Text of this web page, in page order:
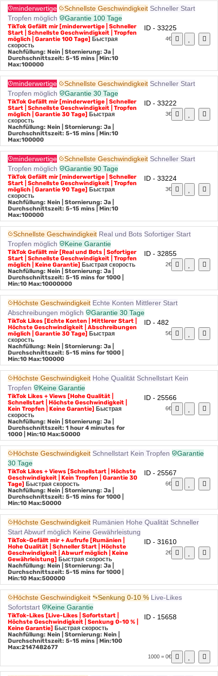
minderwertige Schnellste Geschwindigkeit
Tropfen möglich
Garantie 100 Tage
TikTok Gefällt mir [minderwertige | Schneller
Start | Schnellste Geschwindigkeit | Tropfen
möglich | Garantie 100 Tage]
скорость
Nachfüllung: Nein | Stornierung: Ja |
Durchschnittszeit: 5-15 mins
Max:100000
ID - 33225
minderwertige Schnellste Geschwindigkeit
Tropfen möglich
Garantie 30 Tage
TikTok Gefällt mir [minderwertige | Schneller
Start | Schnellste Geschwindigkeit | Tropfen
möglich | Garantie 30 Tage]
скорость
Nachfüllung: Nein | Stornierung: Ja |
Durchschnittszeit: 5-15 mins
Max:100000
ID - 33222
minderwertige Schnellste Geschwindigkeit
Tropfen möglich
Garantie 90 Tage
TikTok Gefällt mir [minderwertige | Schneller
Start | Schnellste Geschwindigkeit | Tropfen
möglich | Garantie 90 Tage]
скорость
Nachfüllung: Nein | Stornierung: Ja |
Durchschnittszeit: 5-15 mins
Max:100000
ID - 33224
Schnellste Geschwindigkeit Real und Bots
Tropfen möglich
Keine Garantie
TikTok Gefällt mir [Real und Bots | Sofortiger
Start | Schnellste Geschwindigkeit | Tropfen
möglich | Keine Garantie] Быстрая скорость
Nachfüllung: Nein | Stornierung: Ja |
Durchschnittszeit: 5-15 mins for 1000
Min:10 Max:10000000
ID - 32855
Höchste Geschwindigkeit Echte Konten Mittlerer Start
Abschreibungen möglich
Garantie 30 Tage
TikTok Likes [Echte Konten | Mittlerer Start |
Höchste Geschwindigkeit | Abschreibungen
möglich | Garantie 30 Tage]
скорость
Nachfüllung: Nein | Stornierung: Ja |
Durchschnittszeit: 5-15 mins for 1000
Min:10 Max:100000
Höchste Geschwindigkeit
Tropfen
Keine Garantie
TikTok Likes + Views [Hohe Qualität |
Schnellstart | Höchste Geschwindigkeit |
Kein Tropfen | Keine Garantie]
скорость
Nachfüllung: Nein | Stornierung: Ja |
Durchschnittszeit: 1 hour 4 minutes for
1000 | Min:10 Max:50000
ID - 25566
Höchste Geschwindigkeit
30 Tage
TikTok Likes + Views [Schnellstart | Höchste
Geschwindigkeit | Kein Tropfen | Garantie 30
Tage] Быстрая скорость
Nachfüllung: Nein | Stornierung: Ja |
Durchschnittszeit: 5-15 mins for 1000
Min:10 Max:50000
ID - 25567
Höchste Geschwindigkeit Rumänien Hohe Qualität
StartAbwurf möglich Keine Gewährleistung
TikTok-Gefällt mir + Aufrufe [Rumänien |
Hohe Qualität | Schneller Start | Höchste
Geschwindigkeit | Abwurf möglich | Keine
Gewährleistung] Быстрая скорость
Nachfüllung: Nein | Stornierung: Ja |
Durchschnittszeit: 5-15 mins for 1000
Min:10 Max:500000
ID - 31610
Höchste Geschwindigkeit
Sofortstart
Keine Garantie
TikTok-Likes [Live-Likes | Sofortstart |
Höchste Geschwindigkeit | Senkung 0-10 % |
Keine Garantie] Быстрая скорость
Nachfüllung: Nein | Stornierung: Nein |
Durchschnittszeit: 5-15 mins